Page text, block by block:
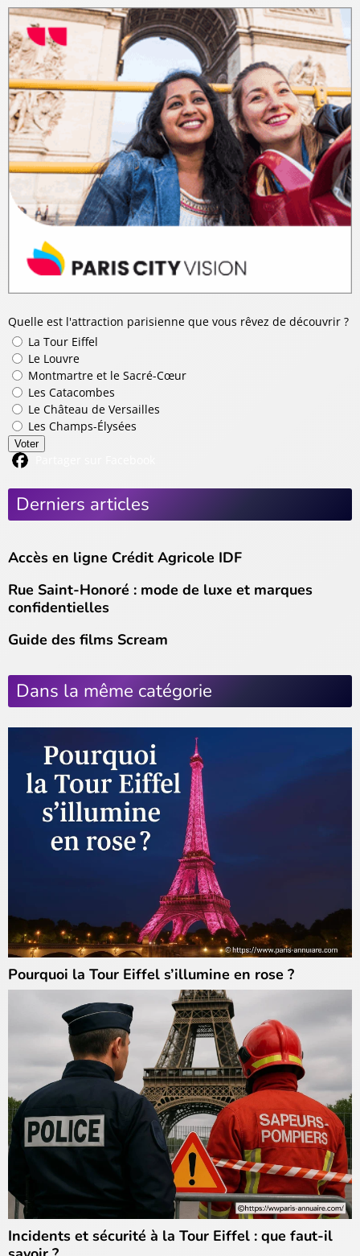
Quelle est l'attraction parisienne que vous rêvez de découvrir ?
La Tour Eiffel
Le Louvre
Montmartre et le Sacré-Cœur
Les Catacombes
Le Château de Versailles
Les Champs-Élysées
Voter
Derniers articles
Accès en ligne Crédit Agricole IDF
Rue Saint-Honoré : mode de luxe et marques
confidentielles
Guide des films Scream
Dans la même catégorie
Pourquoi la Tour Eiffel s’illumine en rose ?
Incidents et sécurité à la Tour Eiffel : que faut-il